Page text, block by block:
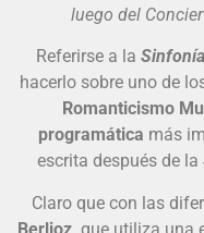
luego del
Referirse a la
hacerlo sobre uno de
Romanticismo
programática más
escrita después de la
Claro que con las
Berlioz, que utiliza una